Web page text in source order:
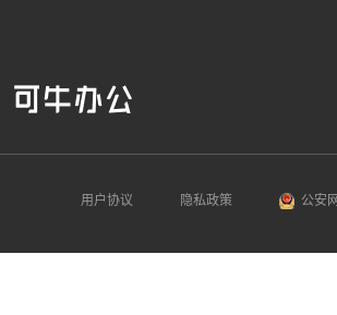
用户协议 隐私政策 公安